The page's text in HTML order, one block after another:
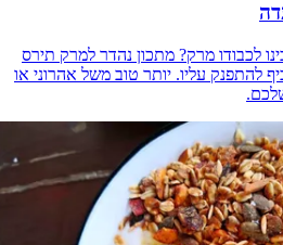
לכבודו מרק? מתכון נהדר למרק תירס
להתפנק עליו. יותר טוב משל אהרוני או